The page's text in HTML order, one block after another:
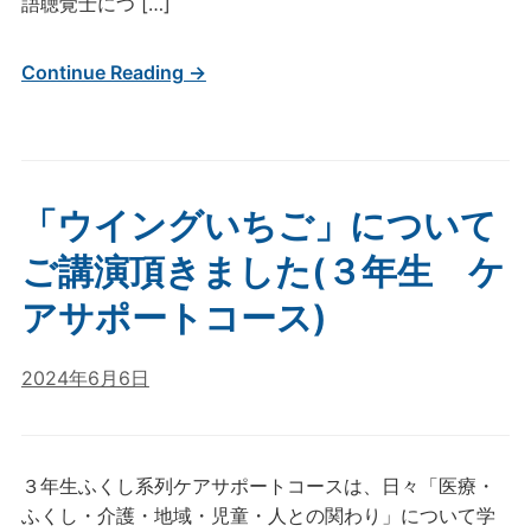
Continue Reading →
「ウイングいちご」について
ご講演頂きました(３年生 ケ
アサポートコース)
2024年6月6日
３年生ふくし系列ケアサポートコースは、日々「医療・
ふくし・介護・地域・児童・人との関わり」について学